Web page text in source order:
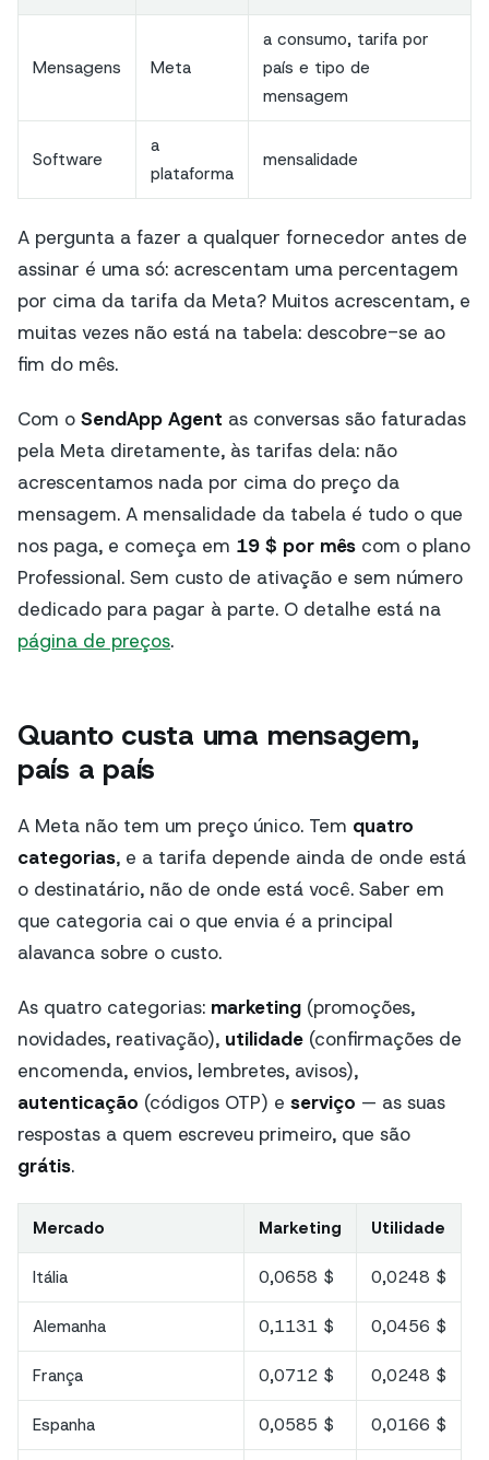
Mensagens Meta
a consumo, tarifa por
país e tipo de
mensagem
Software
a
plataforma
mensalidade
A pergunta a fazer a qualquer fornecedor antes de
assinar é uma só: acrescentam uma percentagem
por cima da tarifa da Meta? Muitos acrescentam, e
muitas vezes não está na tabela: descobre-se ao
fim do mês.
Com o SendApp Agent as conversas são faturadas
pela Meta diretamente, às tarifas dela: não
acrescentamos nada por cima do preço da
mensagem. A mensalidade da tabela é tudo o que
nos paga, e começa em 19 $ por mês com o plano
Professional. Sem custo de ativação e sem número
dedicado para pagar à parte. O detalhe está na
página de preços.
Quanto custa uma mensagem,
país a país
A Meta não tem um preço único. Tem quatro
categorias, e a tarifa depende ainda de onde está
o destinatário, não de onde está você. Saber em
que categoria cai o que envia é a principal
alavanca sobre o custo.
As quatro categorias: marketing (promoções,
novidades, reativação), utilidade (confirmações de
encomenda, envios, lembretes, avisos),
autenticação (códigos OTP) e serviço — as suas
respostas a quem escreveu primeiro, que são
grátis.
Mercado Marketing Utilidade
Itália 0,0658 $ 0,0248 $
Alemanha 0,1131 $ 0,0456 $
França 0,0712 $ 0,0248 $
Espanha 0,0585 $ 0,0166 $